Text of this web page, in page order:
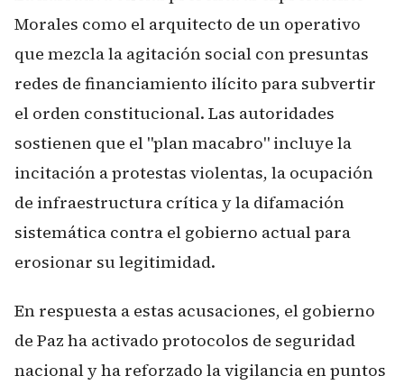
Morales como el arquitecto de un operativo
que mezcla la agitación social con presuntas
redes de financiamiento ilícito para subvertir
el orden constitucional. Las autoridades
sostienen que el "plan macabro" incluye la
incitación a protestas violentas, la ocupación
de infraestructura crítica y la difamación
sistemática contra el gobierno actual para
erosionar su legitimidad.
En respuesta a estas acusaciones, el gobierno
de Paz ha activado protocolos de seguridad
nacional y ha reforzado la vigilancia en puntos